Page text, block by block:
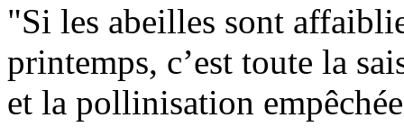
"Si les abeilles sont
printemps, c’est toute la
et la pollinisation